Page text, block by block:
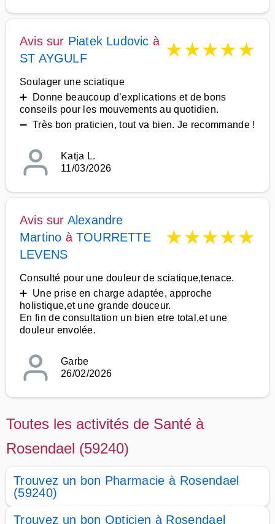
Avis sur Piatek Ludovic à
ST AYGULF
★★★★★
Soulager une sciatique
➕ Donne beaucoup d’explications et de bons
conseils pour les mouvements au quotidien.
➖ Très bon praticien, tout va bien. Je recommande !
Katja L.
11/03/2026
Avis sur Alexandre
Martino àTOURRETTE
LEVENS
★★★★★
Consulté pour une douleur de sciatique,tenace.
➕ Une prise en charge adaptée, approche
holistique,et une grande douceur.
En fin de consultation un bien etre total,et une
douleur envolée.
Garbe
26/02/2026
Toutes les activités de Santé à
Rosendael (59240)
Trouvez un bon Pharmacie à Rosendael
(59240)
Trouvez un bon Opticien à Rosendael